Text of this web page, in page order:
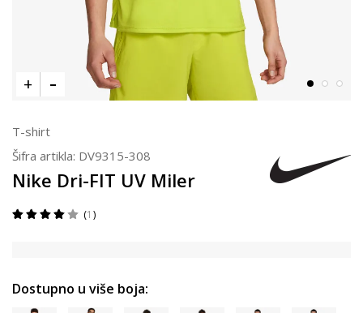
T-shirt
Šifra artikla: DV9315-308
Nike Dri-FIT UV Miler
1
Dostupno u više boja: